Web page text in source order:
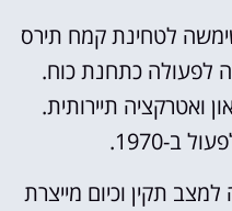
נבנתה בשנת 1907 ושימשה לטחינת קמח תירס
נכנסה לפעולה כתחנת כוח.
ואטרקציה תיירותית.
ב-1970.
למצב תקין וכיום מייצרת